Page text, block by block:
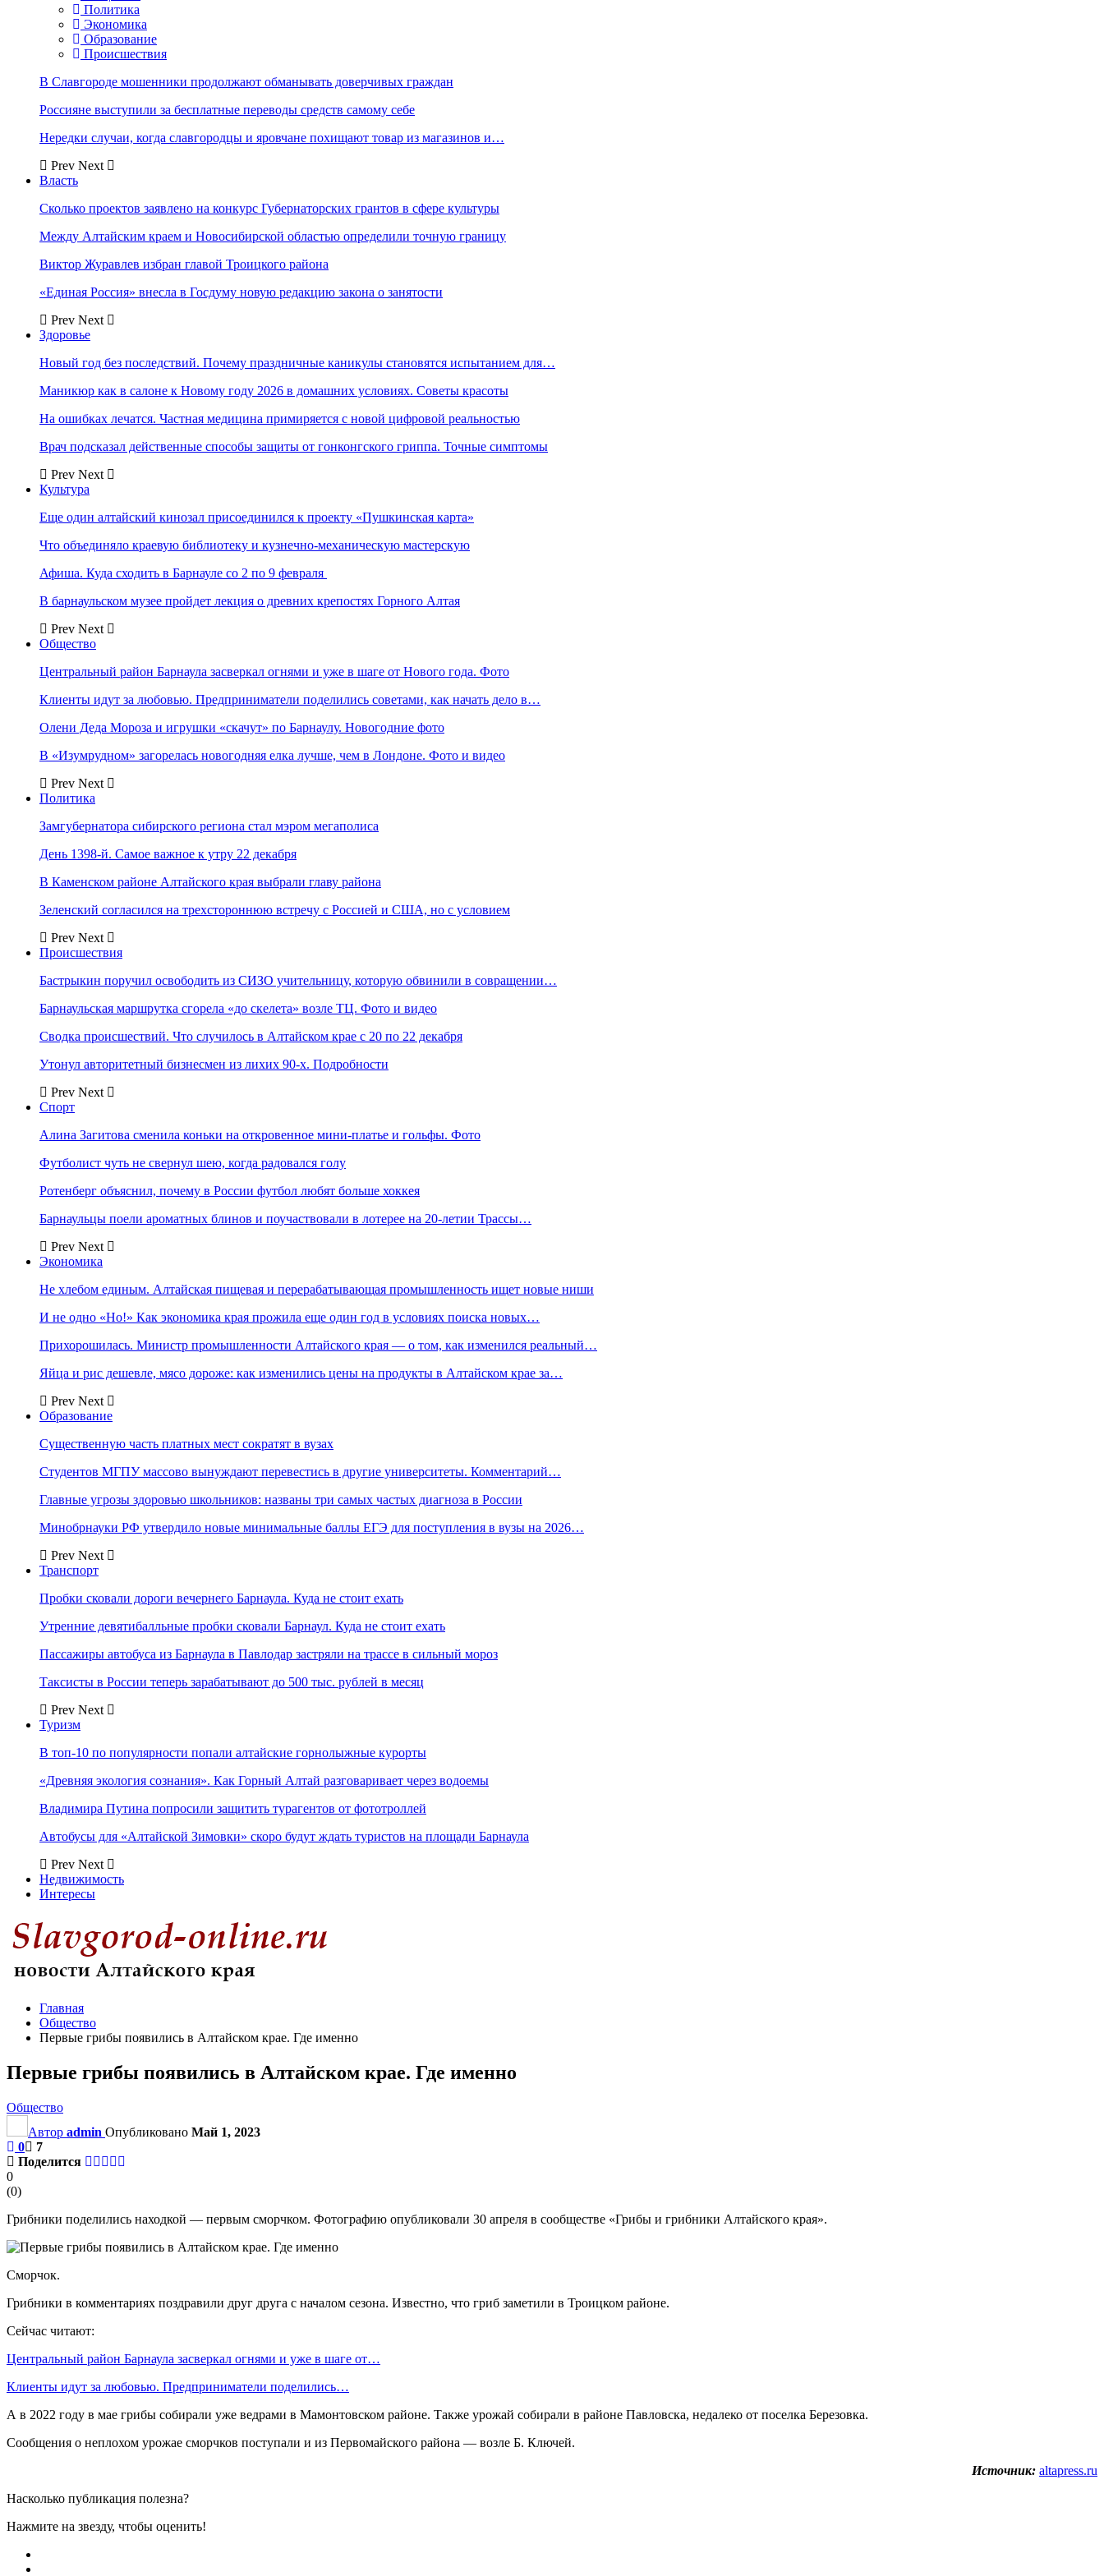
Политика
Экономика
Образование
Происшествия
В Славгороде мошенники продолжают обманывать доверчивых граждан
Россияне выступили за бесплатные переводы средств самому себе
Нередки случаи, когда славгородцы и яровчане похищают товар из магазинов и…
Prev Next
Власть
Сколько проектов заявлено на конкурс Губернаторских грантов в сфере культуры
Между Алтайским краем и Новосибирской областью определили точную границу
Виктор Журавлев избран главой Троицкого района
«Единая Россия» внесла в Госдуму новую редакцию закона о занятости
Prev Next
Здоровье
Новый год без последствий. Почему праздничные каникулы становятся испытанием для…
Маникюр как в салоне к Новому году 2026 в домашних условиях. Советы красоты
На ошибках лечатся. Частная медицина примиряется с новой цифровой реальностью
Врач подсказал действенные способы защиты от гонконгского гриппа. Точные симптомы
Prev Next
Культура
Еще один алтайский кинозал присоединился к проекту «Пушкинская карта»
Что объединяло краевую библиотеку и кузнечно-механическую мастерскую
Афиша. Куда сходить в Барнауле со 2 по 9 февраля
В барнаульском музее пройдет лекция о древних крепостях Горного Алтая
Prev Next
Общество
Центральный район Барнаула засверкал огнями и уже в шаге от Нового года. Фото
Клиенты идут за любовью. Предприниматели поделились советами, как начать дело в…
Олени Деда Мороза и игрушки «скачут» по Барнаулу. Новогодние фото
В «Изумрудном» загорелась новогодняя елка лучше, чем в Лондоне. Фото и видео
Prev Next
Политика
Замгубернатора сибирского региона стал мэром мегаполиса
День 1398-й. Самое важное к утру 22 декабря
В Каменском районе Алтайского края выбрали главу района
Зеленский согласился на трехстороннюю встречу с Россией и США, но с условием
Prev Next
Происшествия
Бастрыкин поручил освободить из СИЗО учительницу, которую обвинили в совращении…
Барнаульская маршрутка сгорела «до скелета» возле ТЦ. Фото и видео
Сводка происшествий. Что случилось в Алтайском крае с 20 по 22 декабря
Утонул авторитетный бизнесмен из лихих 90-х. Подробности
Prev Next
Спорт
Алина Загитова сменила коньки на откровенное мини-платье и гольфы. Фото
Футболист чуть не свернул шею, когда радовался голу
Ротенберг объяснил, почему в России футбол любят больше хоккея
Барнаульцы поели ароматных блинов и поучаствовали в лотерее на 20-летии Трассы…
Prev Next
Экономика
Не хлебом единым. Алтайская пищевая и перерабатывающая промышленность ищет новые ниши
И не одно «Но!» Как экономика края прожила еще один год в условиях поиска новых…
Прихорошилась. Министр промышленности Алтайского края — о том, как изменился реальный…
Яйца и рис дешевле, мясо дороже: как изменились цены на продукты в Алтайском крае за…
Prev Next
Образование
Существенную часть платных мест сократят в вузах
Студентов МГПУ массово вынуждают перевестись в другие университеты. Комментарий…
Главные угрозы здоровью школьников: названы три самых частых диагноза в России
Минобрнауки РФ утвердило новые минимальные баллы ЕГЭ для поступления в вузы на 2026…
Prev Next
Транспорт
Пробки сковали дороги вечернего Барнаула. Куда не стоит ехать
Утренние девятибалльные пробки сковали Барнаул. Куда не стоит ехать
Пассажиры автобуса из Барнаула в Павлодар застряли на трассе в сильный мороз
Таксисты в России теперь зарабатывают до 500 тыс. рублей в месяц
Prev Next
Туризм
В топ-10 по популярности попали алтайские горнолыжные курорты
«Древняя экология сознания». Как Горный Алтай разговаривает через водоемы
Владимира Путина попросили защитить турагентов от фототроллей
Автобусы для «Алтайской Зимовки» скоро будут ждать туристов на площади Барнаула
Prev Next
Недвижимость
Интересы
Главная
Общество
Первые грибы появились в Алтайском крае. Где именно
Первые грибы появились в Алтайском крае. Где именно
Общество
Автор admin Опубликовано Май 1, 2023
0
7
Поделится
0
(0)
Грибники поделились находкой — первым сморчком. Фотографию опубликовали 30 апреля в сообществе «Грибы и грибники Алтайского края».
Сморчок.
Грибники в комментариях поздравили друг друга с началом сезона. Известно, что гриб заметили в Троицком районе.
Сейчас читают:
Центральный район Барнаула засверкал огнями и уже в шаге от…
Клиенты идут за любовью. Предприниматели поделились…
А в 2022 году в мае грибы собирали уже ведрами в Мамонтовском районе. Также урожай собирали в районе Павловска, недалеко от поселка Березовка.
Сообщения о неплохом урожае сморчков поступали и из Первомайского района — возле Б. Ключей.
Источник: altapress.ru
Насколько публикация полезна?
Нажмите на звезду, чтобы оценить!